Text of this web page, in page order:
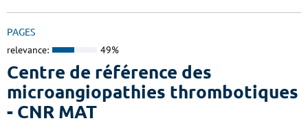
PAGES
relevance: 49%
Centre de référence des
microangiopathies thrombotiques
- CNR MAT